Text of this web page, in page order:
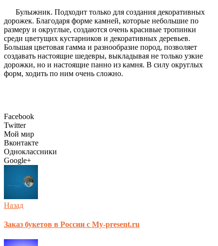
Булыжник. Подходит только для создания декоративных
дорожек. Благодаря форме камней, которые небольшие по
размеру и округлые, создаются очень красивые тропинки
среди цветущих кустарников и декоративных деревьев.
Большая цветовая гамма и разнообразие пород, позволяет
создавать настоящие шедевры, выкладывая не только узкие
дорожки, но и настоящие панно из камня. В силу округлых
форм, ходить по ним очень сложно.
Facebook
Twitter
Мой мир
Вконтакте
Одноклассники
Google+
Назад
Заказ букетов в России с My-present.ru